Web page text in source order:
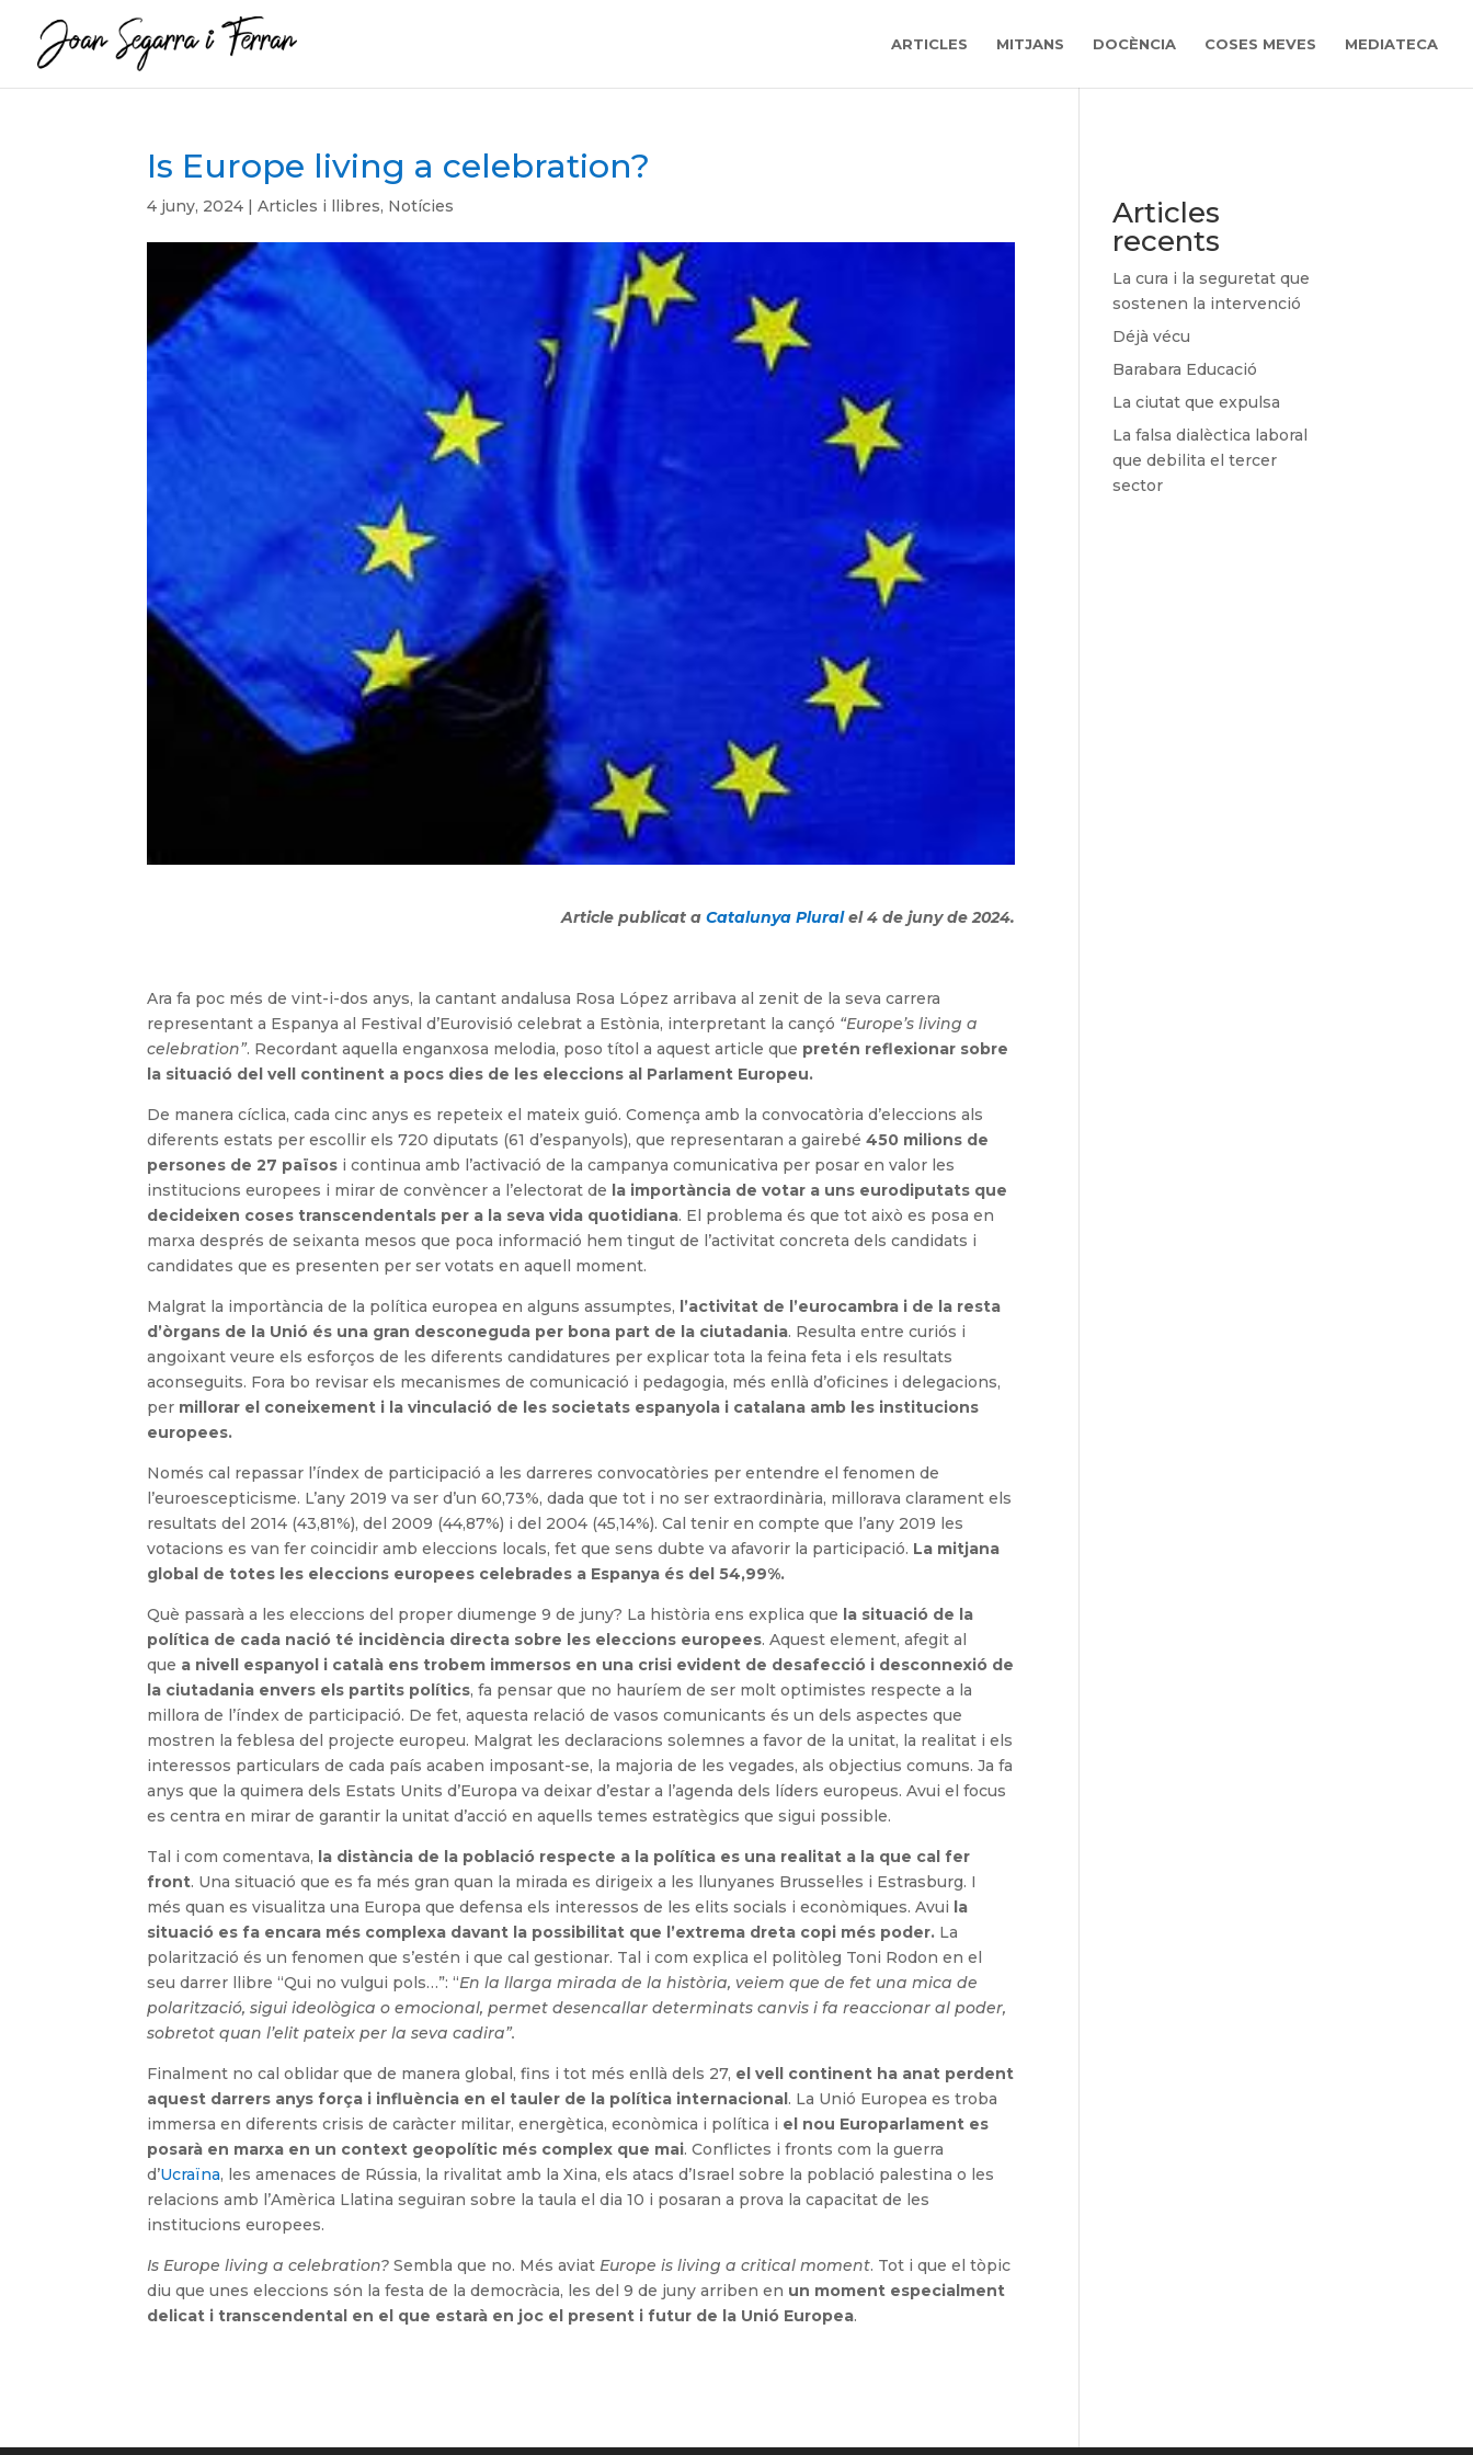
ARTICLES MITJANS DOCÈNCIA COSES MEVES MEDIATECA
Is Europe living a celebration?
4 juny, 2024 |Articles i llibres, Notícies
Article publicat aCatalunya Pluralel 4 de juny de 2024.
Ara fa poc més de vint-i-dos anys, la cantant andalusa Rosa López arribava al zenit de la seva carrera
representant a Espanya al Festival d’Eurovisió celebrat a Estònia, interpretant la cançó “Europe’s living a
celebration”. Recordant aquella enganxosa melodia, poso títol a aquest article que pretén reflexionar sobre
la situació del vell continent a pocs dies de les eleccions al Parlament Europeu.
De manera cíclica, cada cinc anys es repeteix el mateix guió. Comença amb la convocatòria d’eleccions als
diferents estats per escollir els 720 diputats (61 d’espanyols), que representaran a gairebé450 milions de
persones de 27 països i continua amb l’activació de la campanya comunicativa per posar en valor les
institucions europees i mirar de convèncer a l’electorat de la importància de votar a uns eurodiputats que
decideixen coses transcendentals per a la seva vida quotidiana. El problema és que tot això es posa en
marxa després de seixanta mesos que poca informació hem tingut de l’activitat concreta dels candidats i
candidates que es presenten per ser votats en aquell moment.
Malgrat la importància de la política europea en alguns assumptes, l’activitat de l’eurocambra i de la resta
d’òrgans de la Unió és una gran desconeguda per bona part de la ciutadania. Resulta entre curiós i
angoixant veure els esforços de les diferents candidatures per explicar tota la feina feta i els resultats
aconseguits. Fora bo revisar els mecanismes de comunicació i pedagogia, més enllà d’oficines i delegacions,
per millorar el coneixement i la vinculació de les societats espanyola i catalana amb les institucions
europees.
Només cal repassar l’índex de participació a les darreres convocatòries per entendre el fenomen de
l’euroescepticisme. L’any 2019 va ser d’un 60,73%, dada que tot i no ser extraordinària, millorava clarament els
resultats del 2014 (43,81%), del 2009 (44,87%) i del 2004 (45,14%). Cal tenir en compte que l’any 2019 les
votacions es van fer coincidir amb eleccions locals, fet que sens dubte va afavorir la participació. La mitjana
global de totes les eleccions europees celebrades a Espanya és del 54,99%.
Què passarà a les eleccions del proper diumenge 9 de juny? La història ens explica que la situació de la
política de cada nació té incidència directa sobre les eleccions europees. Aquest element, afegit al
que a nivell espanyol i català ens trobem immersos en una crisi evident de desafecció i desconnexió de
la ciutadania envers els partits polítics, fa pensar que no hauríem de ser molt optimistes respecte a la
millora de l’índex de participació. De fet, aquesta relació de vasos comunicants és un dels aspectes que
mostren la feblesa del projecte europeu. Malgrat les declaracions solemnes a favor de la unitat, la realitat i els
interessos particulars de cada país acaben imposant-se, la majoria de les vegades, als objectius comuns. Ja fa
anys que la quimera dels Estats Units d’Europa va deixar d’estar a l’agenda dels líders europeus. Avui el focus
es centra en mirar de garantir la unitat d’acció en aquells temes estratègics que sigui possible.
Tal i com comentava, la distància de la població respecte a la política es una realitat a la que cal fer
front. Una situació que es fa més gran quan la mirada es dirigeix a les llunyanes Brussel·les i Estrasburg. I
més quan es visualitza una Europa que defensa els interessos de les elits socials i econòmiques. Avui la
situació es fa encara més complexa davant la possibilitat que l’extrema dreta copi més poder. La
polarització és un fenomen que s’estén i que cal gestionar. Tal i com explica el politòleg Toni Rodon en el
seu darrer llibre “Qui no vulgui pols…”: “En la llarga mirada de la història, veiem que de fet una mica de
polarització, sigui ideològica o emocional, permet desencallar determinats canvis i fa reaccionar al poder,
sobretot quan l’elit pateix per la seva cadira”.
Finalment no cal oblidar que de manera global, fins i tot més enllà dels 27, el vell continent ha anat perdent
aquest darrers anys força i influència en el tauler de la política internacional. La Unió Europea es troba
immersa en diferents crisis de caràcter militar, energètica, econòmica i política i el nou Europarlament es
posarà en marxa en un context geopolític més complex que mai. Conflictes i fronts com la guerra
d’Ucraïna, les amenaces de Rússia, la rivalitat amb la Xina, els atacs d’Israel sobre la població palestina o les
relacions amb l’Amèrica Llatina seguiran sobre la taula el dia 10 i posaran a prova la capacitat de les
institucions europees.
Is Europe living a celebration? Sembla que no. Més aviatEurope is living a critical moment. Tot i que el tòpic
diu que unes eleccions són la festa de la democràcia, les del 9 de juny arriben en un moment especialment
delicat i transcendental en el que estarà en joc el present i futur de la Unió Europea.
Articles
recents
La cura i la seguretat que
sostenen la intervenció
Déjà vécu
Barabara Educació
La ciutat que expulsa
La falsa dialèctica laboral
que debilita el tercer
sector